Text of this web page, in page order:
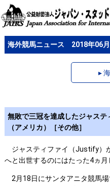
海外競馬ニュース 2018年06
▸
無敗で三冠を達成したジャス
（アメリカ）［その他］
ジャスティファイ（Justify）
へと出世するのにはたった4ヵ月
2月18日にサンタアニタ競馬